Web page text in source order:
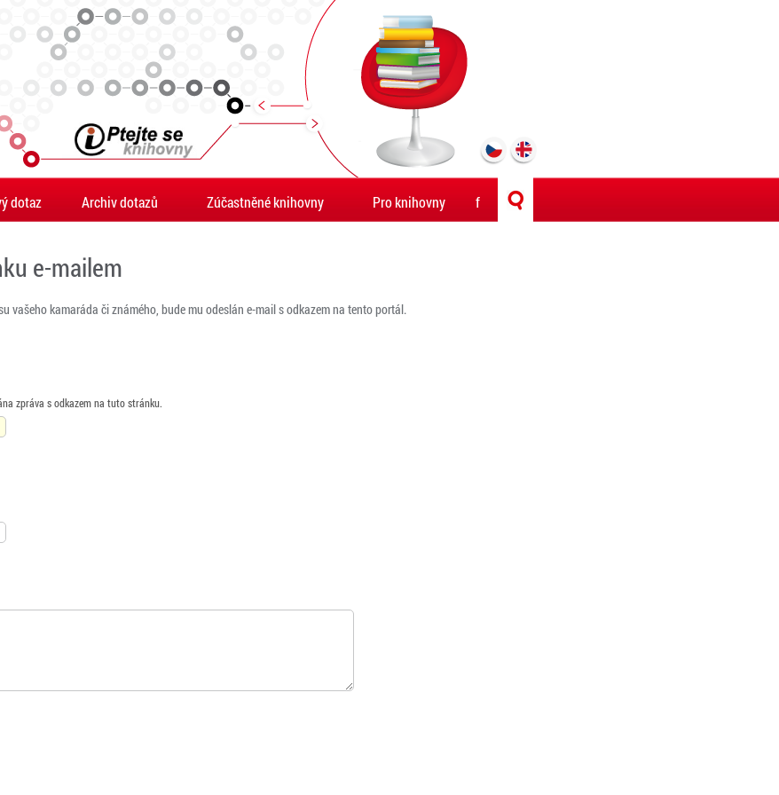
dotaz Archiv dotazů Zúčastněné knihovny Pro knihovny f
e-mailem
vašeho kamaráda či známého, bude mu odeslán e-mail s odkazem na tento portál.
zpráva s odkazem na tuto stránku.